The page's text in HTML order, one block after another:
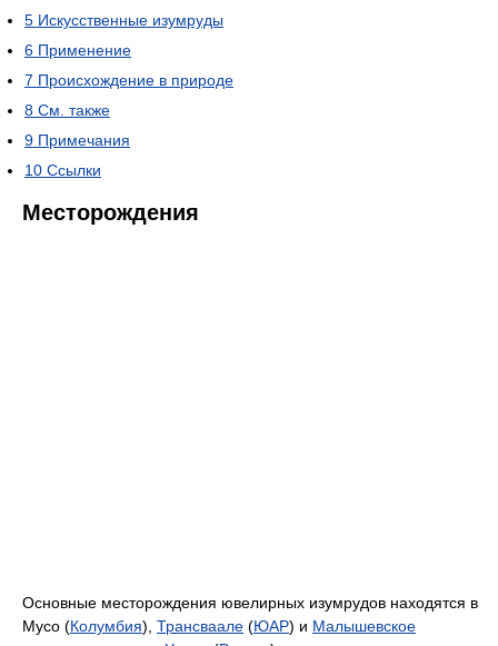
5 Искусственные изумруды
6 Применение
7 Происхождение в природе
8 См. также
9 Примечания
10 Ссылки
Месторождения
Основные месторождения ювелирных изумрудов находятся в
Мусо (Колумбия), Трансваале (ЮАР) и Малышевское